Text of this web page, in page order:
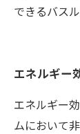
できるバス
エネルギー
エネルギー
ムにおいて